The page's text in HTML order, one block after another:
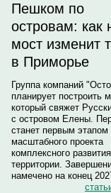
Пешком по
островам: как
мост изменит
в Приморье
Группа компаний
планирует построить
который свяжет
с островом Елены.
станет первым этапом
масштабного проекта
комплексного развития
территории.
намечено на конец